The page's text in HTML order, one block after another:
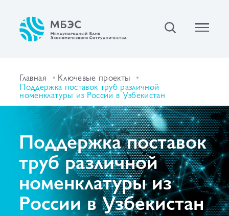
Главная Ключевые проекты
Поддержка поставок труб различной
номенклатуры из России в Узбекистан
Поддержка поставок
труб различной
номенклатуры из
России в Узбекистан